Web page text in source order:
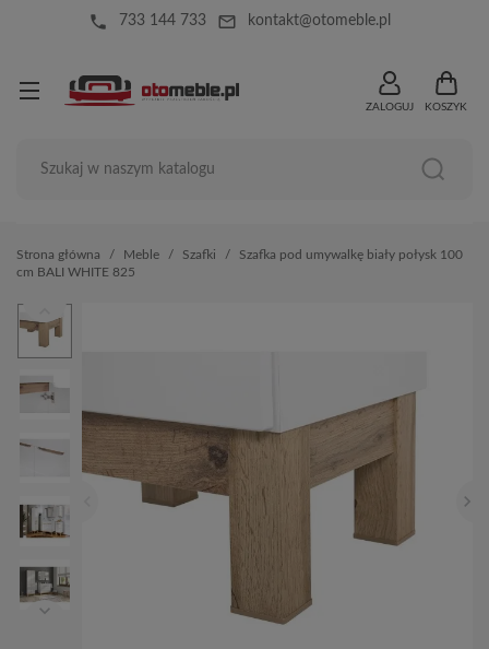
local_phone 733 144 733 mail_outline kontakt@otomeble.pl
ZALOGUJ KOSZYK
Strona główna Meble Szafki
Szafka pod umywalkę biały połysk 100
cm BALI WHITE 825